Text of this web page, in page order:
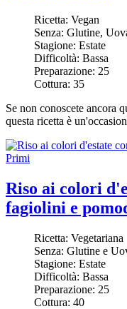
Ricetta: Vegan
Senza: Glutine,
Stagione: Estate
Difficoltà: Bassa
Preparazione: 25
Cottura: 35
Se non conoscete ancora
questa ricetta è
Primi
Riso ai colori
fagiolini e
Ricetta: Vegetariana
Senza: Glutine e
Stagione: Estate
Difficoltà: Bassa
Preparazione: 25
Cottura: 40